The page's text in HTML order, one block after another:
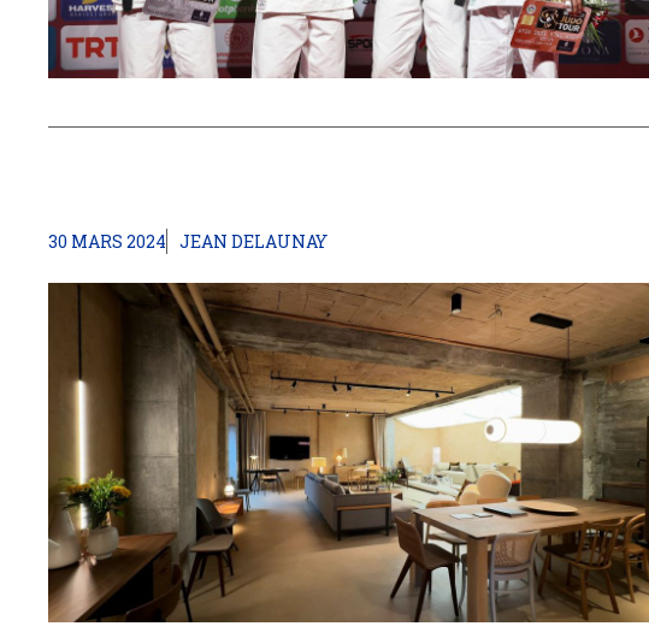
30 MARS 2024 JEAN DELAUNAY